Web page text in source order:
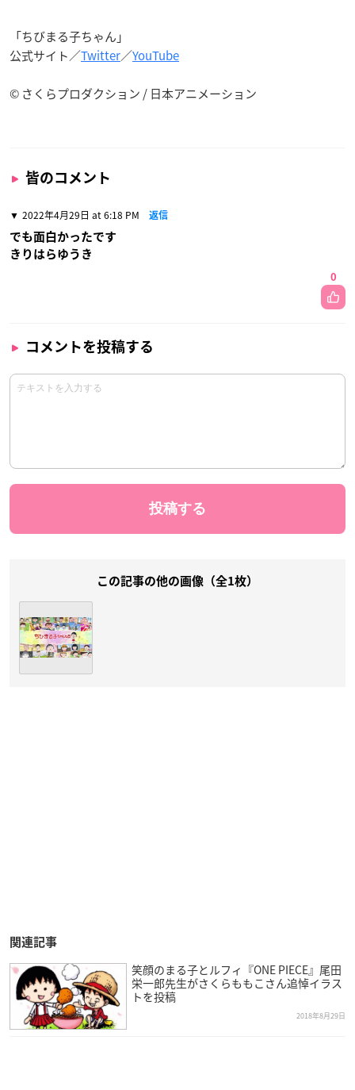
「ちびまる子ちゃん」
公式サイト／Twitter／YouTube
© さくらプロダクション / 日本アニメーション
皆のコメント
2022年4月29日 at 6:18 PM 返信
でも面白かったです
きりはらゆうき
0
コメントを投稿する
この記事の他の画像（全1枚）
関連記事
笑顔のまる子とルフィ『ONE PIECE』尾田
栄一郎先生がさくらももこさん追悼イラス
トを投稿
2018年8月29日